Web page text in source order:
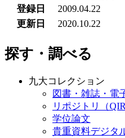
登録日
2009.04.22
更新日
2020.10.22
探す・調べる
九大コレクション
図書・雑誌・電
リポジトリ（QIR
学位論文
貴重資料デジタ